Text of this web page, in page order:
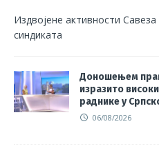
Издвојене активности
синдиката
Доношењем
изразито
раднике у
06/08/2026